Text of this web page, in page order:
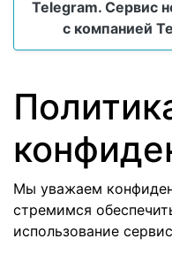
Telegram. Сервис
с компанией
Мы уважаем
стремимся
использование